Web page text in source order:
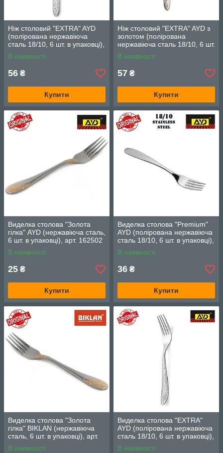
Ніж столовий "EXTRA" AYD
(полірована нержавіюча
сталь 18/10, 6 шт. в упаковці),
арт. 1182014
В наявності
56 ₴
Купити
Ніж столовий "EXTRA" AYD з
золотом (полірована
нержавіюча сталь 18/10, 6 шт.
в упаковці), арт. 1182014Z
В наявності
57 ₴
Купити
Виделка столова "Золота
гілка" AYD (нержавіюча сталь,
6 шт. в упаковці), арт. 162502
В наявності
25 ₴
Купити
Виделка столова "Premium"
AYD (полірована нержавіюча
сталь 18/10, 6 шт. в упаковці),
арт. 312012
В наявності
36 ₴
Купити
Виделка столова "Золота
гілка" BIKLAN (нержавіюча
сталь, 6 шт. в упаковці), арт.
164102
В наявності
Виделка столова "EXTRA"
AYD (полірована нержавіюча
сталь 18/10, 6 шт. в упаковці),
арт. 1182011
В наявності